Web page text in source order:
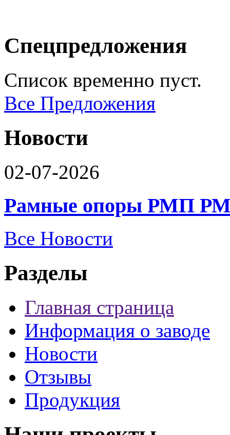
Спецпредложения
Список временно пуст.
Все Предложения
Новости
02-07-2026
Рамные опоры РМП
Все Новости
Разделы
Главная страница
Информация о заводе
Новости
Отзывы
Продукция